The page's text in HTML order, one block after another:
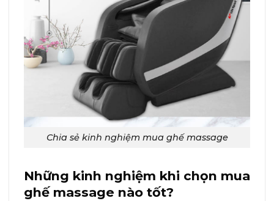
Chia sẻ kinh nghiệm mua ghế massage
Những kinh nghiệm khi chọn mua
ghế massage nào tốt?